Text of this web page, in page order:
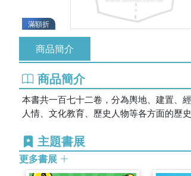
滿額折
商品簡介
商品簡介
本書共一百七十二卷，分為輿地、建置、
人情、文化教育、歷史人物等各方面的歷史
主題書展
更多書展